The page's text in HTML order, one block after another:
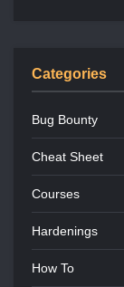
Categories
Bug Bounty
Cheat Sheet
Courses
Hardenings
How To